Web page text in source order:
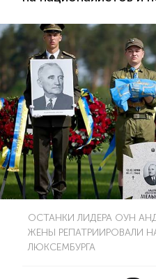
ОСТАНКИ ЛИДЕРА ОУН
ЖЕНЫ РЕПАТРИИРОВАЛИ
ЛЮКСЕМБУРГА